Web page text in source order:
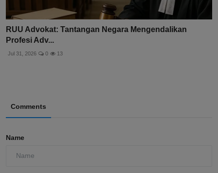
RUU Advokat: Tantangan Negara Mengendalikan
Profesi Adv...
Jul 31, 2026 0 13
Comments
Name